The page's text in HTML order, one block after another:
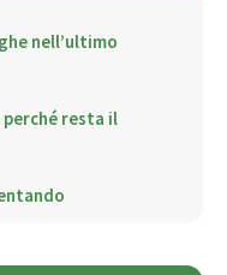
nell’ultimo
perché resta il